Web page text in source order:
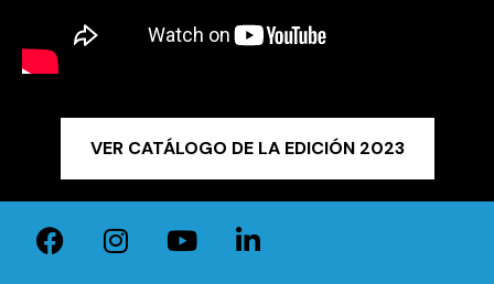
VER CATÁLOGO DE LA EDICIÓN 2023